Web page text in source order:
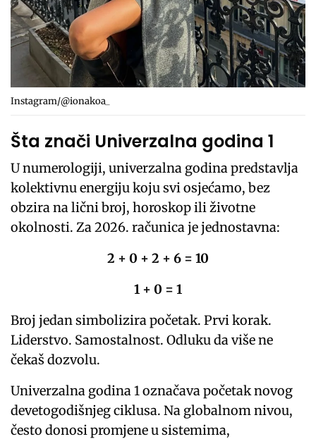
Instagram/@ionakoa_
Šta znači Univerzalna godina 1
U numerologiji, univerzalna godina predstavlja
kolektivnu energiju koju svi osjećamo, bez
obzira na lični broj, horoskop ili životne
okolnosti. Za 2026. računica je jednostavna:
2 + 0 + 2 + 6 = 10
1 + 0 = 1
Broj jedan simbolizira početak. Prvi korak.
Liderstvo. Samostalnost. Odluku da više ne
čekaš dozvolu.
Univerzalna godina 1 označava početak novog
devetogodišnjeg ciklusa. Na globalnom nivou,
često donosi promjene u sistemima,